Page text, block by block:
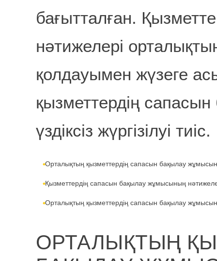
бағытталған.
нәтижелері
қолдауымен жүзеге
қызметтердің
үздіксіз жүргізілуі тиіс.
Орталықтың қызметтердің сапасын бақылау
Қызметтердің сапасын бақылау жұмысының
Орталықтың қызметтердің сапасын бақылау жұмысының
ОРТАЛЫҚТЫҢ